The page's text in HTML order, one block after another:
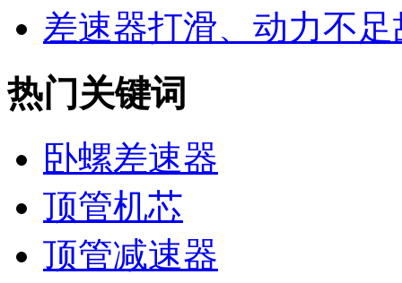
差速器打滑、动力不
热门关键词
卧螺差速器
顶管机芯
顶管减速器